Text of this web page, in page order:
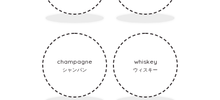
champagne
シャンパン
whiskey
ウィスキー